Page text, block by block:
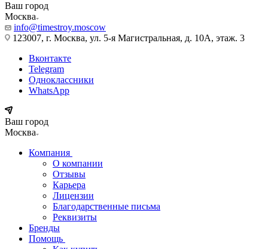
Ваш город
Москва
info@timestroy.moscow
123007, г. Москва, ул. 5-я Магистральная, д. 10А, этаж. 3
Вконтакте
Telegram
Одноклассники
WhatsApp
Ваш город
Москва
Компания
О компании
Отзывы
Карьера
Лицензии
Благодарственные письма
Реквизиты
Бренды
Помощь